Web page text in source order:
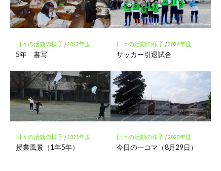
日々の活動の様子/2022年度
5年 書写
日々の活動の様子/2024年度
サッカー引退試合
日々の活動の様子/2023年度
授業風景（1年5年）
日々の活動の様子/2025年度
今日の一コマ（8月29日）